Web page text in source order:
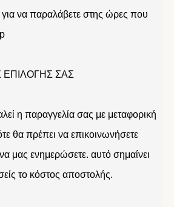
για να παραλάβετε στης ώρες που
ΣΑΣ
η παραγγελία σας με μεταφορική
θα πρέπει να επικοινωνήσετε
μας ενημερώσετε. αυτό σημαίνει
το κόστος αποστολής.